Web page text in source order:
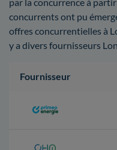
concurrents ont pu
offres concurrentielles à
y a divers fournisseurs
Fournisseur